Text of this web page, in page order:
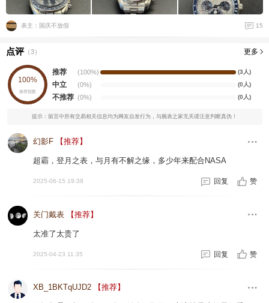
表主：国庆不放假 15
点评（3） 更多
100%
推荐指数
推荐 (100%) (3人)
中立 (0%) (0人)
不推荐 (0%) (0人)
提示：留言中所有交易相关信息均为网友自发行为，与腕表之家无关请注意判断真伪！
幻影F 【推荐】
超霸，登月之表，与月有不解之缘，多少年来配合NASA
2025-06-15 19:38 回复 赞
关门戴表 【推荐】
太准了太贵了
2025-04-23 11:35 回复 赞
XB_1BKTqUJD2 【推荐】